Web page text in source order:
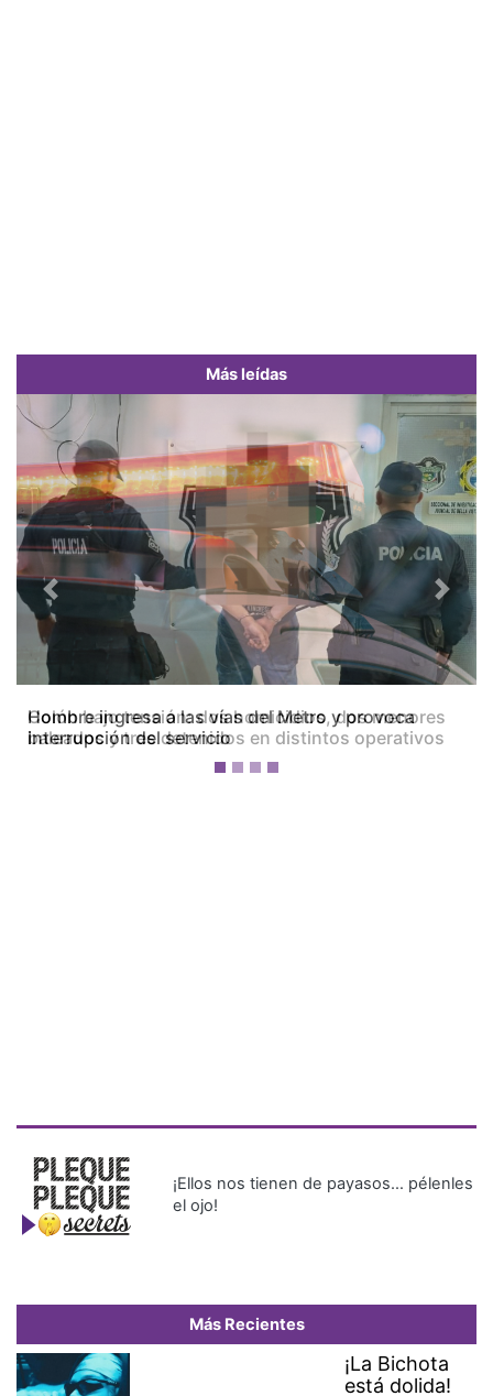
Más leídas
Colón bajo tensión: dos homicidios, dos menores
baleados y tres detenidos en distintos operativos
Previous Next
¡Ellos nos tienen de payasos… pélenles
el ojo!
Más Recientes
¡La Bichota
está dolida!